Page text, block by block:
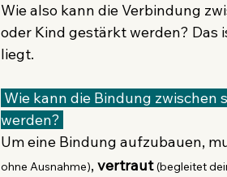
Wie also kann die Verbindung
oder Kind gestärkt werden? Das
liegt.
werden?
Um eine Bindung aufzubauen,
ohne Ausnahme), vertraut (begleitet